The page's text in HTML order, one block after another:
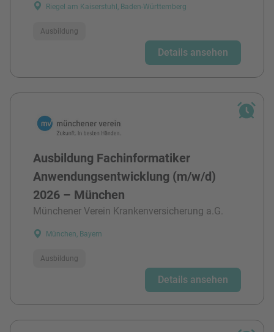
Riegel am Kaiserstuhl, Baden-Württemberg
Ausbildung
Details ansehen
Ausbildung Fachinformatiker
Anwendungsentwicklung (m/w/d)
2026 – München
Münchener Verein Krankenversicherung a.G.
München, Bayern
Ausbildung
Details ansehen